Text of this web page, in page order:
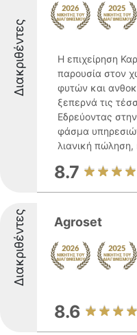
Διακριθέντες
Η επιχείρηση
παρουσία στον
φυτών και
ξεπερνά τις
Εδρεύοντας
φάσμα
λιανική
8.7
Διακριθέντες Agroset
8.6